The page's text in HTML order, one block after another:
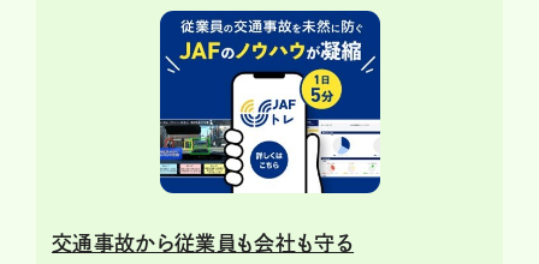
交通事故から従業員も会社も守る